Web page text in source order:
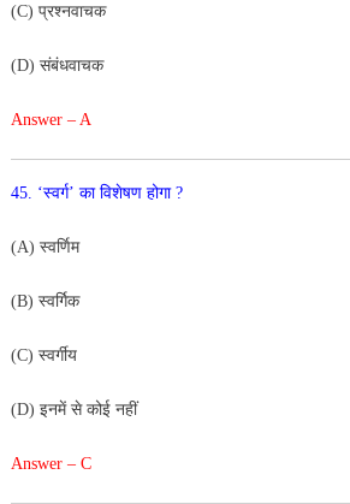
(C) प्रश्नवाचक
(D) संबंधवाचक
Answer – A
45. ‘स्वर्ग’ का विशेषण होगा ?
(A) स्वर्णिम
(B) स्वर्गिक
(C) स्वर्गीय
(D) इनमें से कोई नहीं
Answer – C